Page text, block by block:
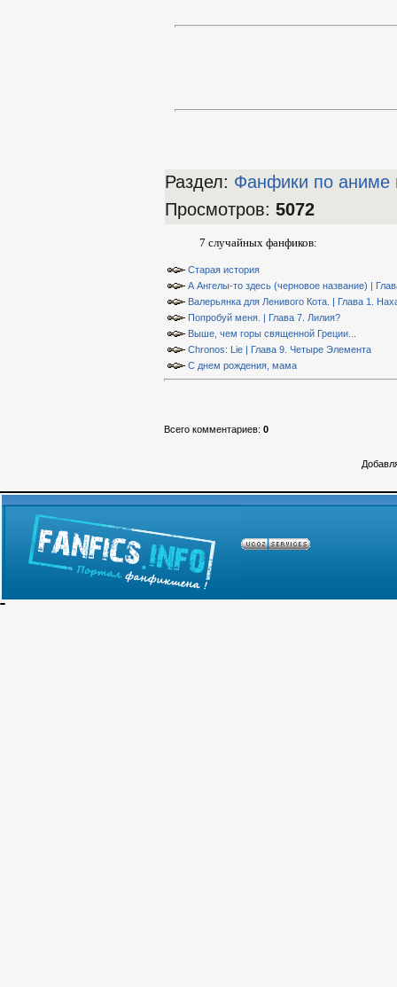
Раздел: Фанфики по аниме
Просмотров: 5072
7 случайных фанфиков:
Старая история
А Ангелы-то здесь (черновое название) |
Валерьянка для Ленивого Кота. | Глава 1.
Попробуй меня. | Глава 7. Лилия?
Выше, чем горы священной Греции...
Chronos: Lie | Глава 9. Четыре Элемента
С днем рождения, мама
Всего комментариев: 0